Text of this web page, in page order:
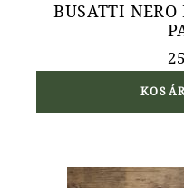
BUSATTI NERO